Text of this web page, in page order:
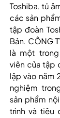
Toshiba, tủ
các sản
tập đoàn
Bản. CÔNG
là một
viên của tập
lập vào năm
nghiệm
sản phẩm
trình và tiêu